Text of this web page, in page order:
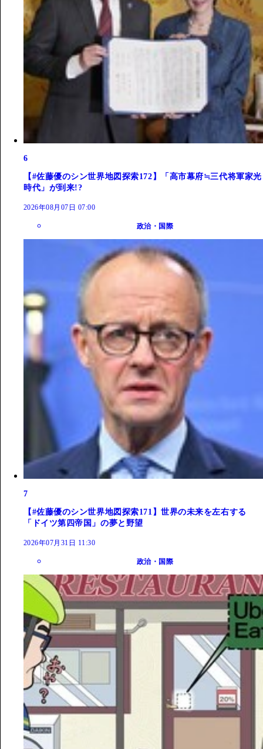
6
【#佐藤優のシン世界地図探索172】「高市幕府≒三代将軍家光
時代」が到来!?
2026年08月07日 07:00
政治・国際
7
【#佐藤優のシン世界地図探索171】世界の未来を左右する
「ドイツ第四帝国」の夢と野望
2026年07月31日 11:30
政治・国際